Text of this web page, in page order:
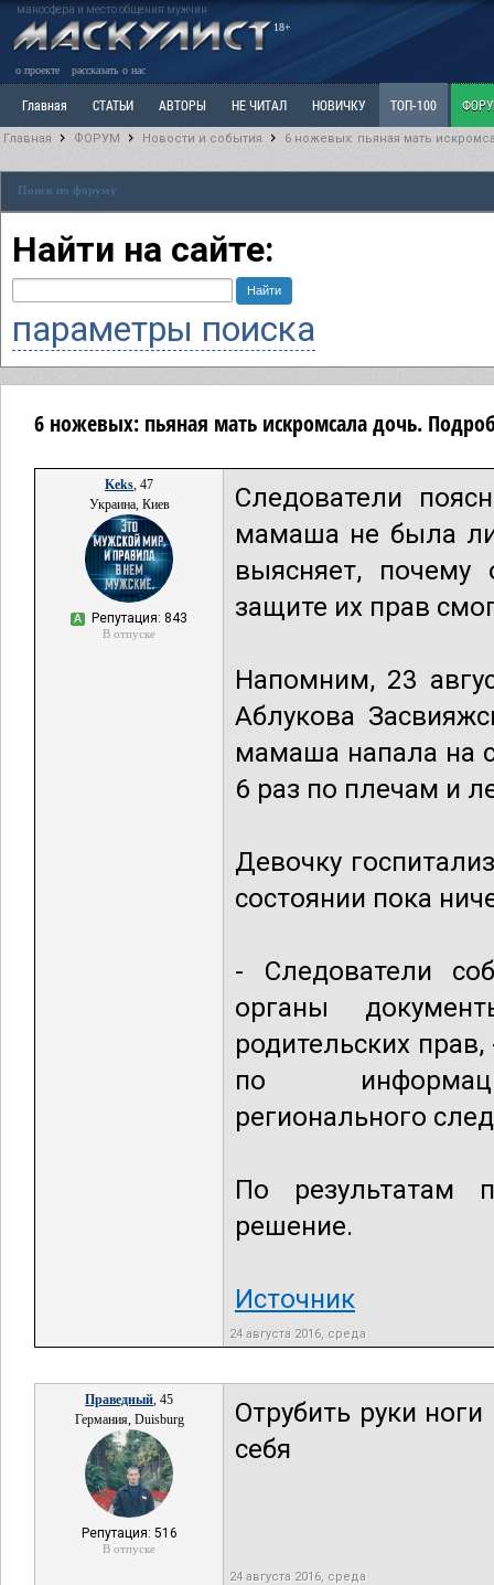
маносфера и место общения мужчин
18+
о проекте рассказать о нас
Главная СТАТЬИ АВТОРЫ НЕ ЧИТАЛ НОВИЧКУ ТОП-100
РАЗДЕЛ: Разное
Главная ФОРУМ Новости и события 6 ножевых: пьяная мать
Поиск по форуму
Найти на сайте:
параметры поиска
6 ножевых: пьяная мать искромсала дочь.
Keks, 47
Украина, Киев
А Репутация: 843
В отпуске
Следователи
мамаша не была
выясняет,
защите их прав
Напомним, 23
Аблукова
мамаша напала на
6 раз по плечам и
Девочку
состоянии пока
- Следователи
органы
родительских
по
регионального
По результатам
решение.
Источник
24 августа 2016, среда
Праведный, 45
Германия, Duisburg
Репутация: 516
В отпуске
Отрубить руки
себя
24 августа 2016, среда